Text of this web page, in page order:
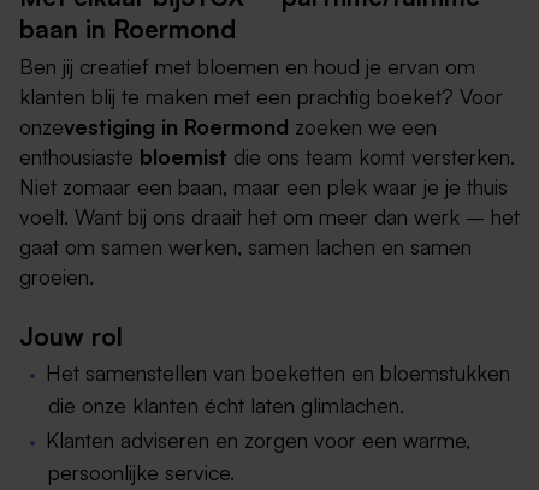
baan in Roermond
Ben jij creatief met bloemen en houd je ervan om
klanten blij te maken met een prachtig boeket? Voor
onzevestiging in Roermond zoeken we een
enthousiaste bloemist die ons team komt versterken.
Niet zomaar een baan, maar een plek waar je je thuis
voelt. Want bij ons draait het om meer dan werk – het
gaat om samen werken, samen lachen en samen
groeien.
Jouw rol
Het samenstellen van boeketten en bloemstukken
die onze klanten écht laten glimlachen.
Klanten adviseren en zorgen voor een warme,
persoonlijke service.